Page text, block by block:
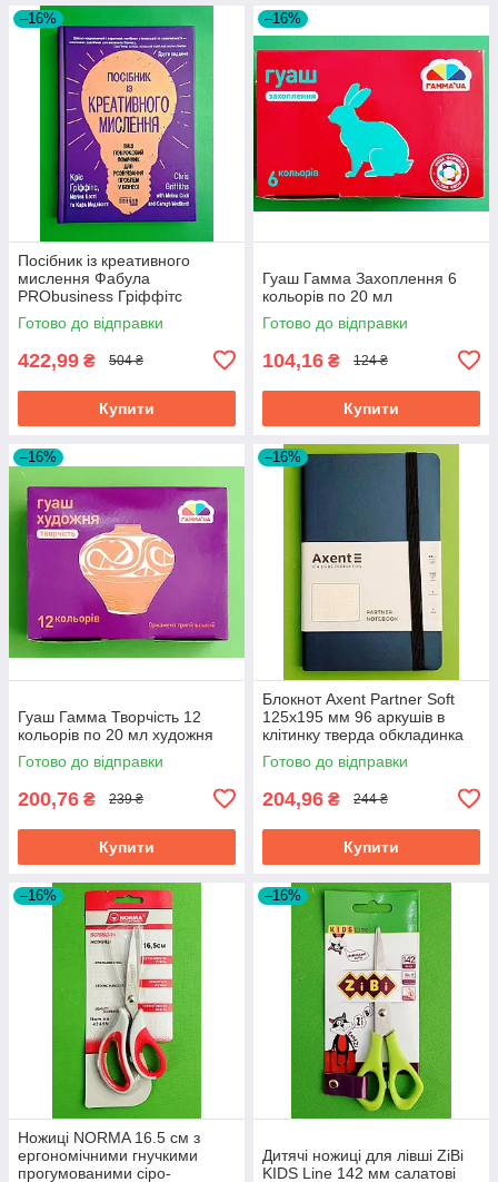
–16%
Посібник із креативного
мислення Фабула
PRObusiness Гріффітс
фіолетова
Готово до відправки
422,99 ₴ 504 ₴
Купити
–16%
Гуаш Гамма Захоплення 6
кольорів по 20 мл
Готово до відправки
104,16 ₴ 124 ₴
Купити
–16%
Гуаш Гамма Творчість 12
кольорів по 20 мл художня
Готово до відправки
200,76 ₴ 239 ₴
Купити
–16%
Блокнот Axent Partner Soft
125х195 мм 96 аркушів в
клітинку тверда обкладинка
синій
Готово до відправки
204,96 ₴ 244 ₴
Купити
–16%
Ножиці NORMA 16.5 см з
ергономічними гнучкими
прогумованими сіро-
–16%
Дитячі ножиці для лівші ZiBi
KIDS Line 142 мм салатові